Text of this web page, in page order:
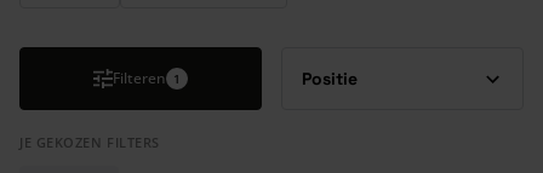
Filteren 1
JE GEKOZEN FILTERS